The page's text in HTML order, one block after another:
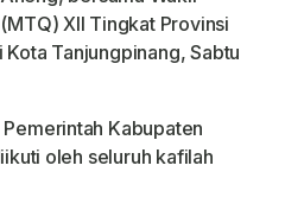
XII Tingkat Provinsi
Tanjungpinang, Sabtu
Kabupaten
oleh seluruh kafilah